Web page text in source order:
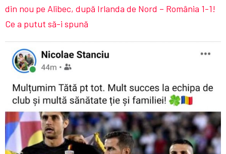
din nou pe Alibec, după Irlanda de Nord – România 1-1!
Ce a putut să-i spună